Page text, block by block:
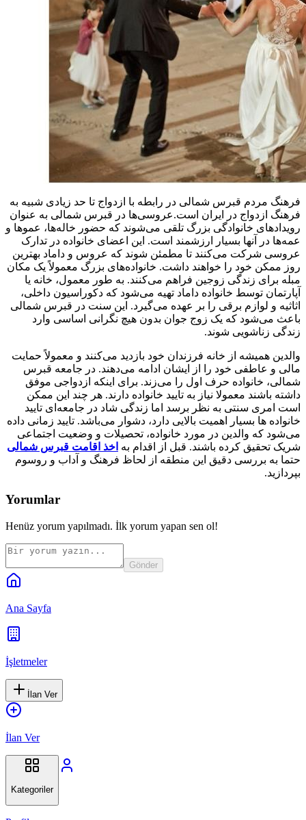
فرهنگ مردم قبرس شمالی در رابطه با ازدواج تا حد زیادی شبیه به
فرهنگ ازدواج در ایران است.عروسی‌ها در قبرس شمالی به عنوان
رویدادهای خانوادگی بزرگ تلقی می‌شوند که حضور خاله‌ها، عموها و
عمه‌ها در آنها بسیار ارزشمند است. این اعضای خانواده در تدارک
عروسی شرکت می‌کنند تا مطمئن شوند که عروس و داماد بهترین
روز ممکن خود را خواهند داشت. خانواده‌های بزرگ معمولاً یک مکان
مبله برای زندگی زوجین فراهم می‌کنند. به طور معمول، خانه یا
آپارتمان توسط خانواده داماد تهیه می‌شود که دکوراسیون داخلی،
اثاثیه و لوازم برقی را بر عهده می‌گیرد. این سنت در قبرس شمالی
باعث می‌شود که یک زوج جوان بدون هیچ نگرانی اساسی وارد
زندگی زناشویی شوند.
والدین همیشه از خانه فرزندان خود بازدید می‌کنند و معمولاً حمایت
مالی و عاطفی خود را از ایشان ادامه می‌دهند. در جامعه قبرس
شمالی، خانواده حرف اول را می‌زند. برای اینکه ازدواجی موفق
داشته باشند معمولا نیاز به تایید خانواده دارند. هر چند این ممکن
است امری سنتی به نظر برسد اما زندگی شاد در جامعه‌ای تایید
خانواده ها بسیار اهمیت بالایی دارد، دشوار می‌باشد. تایید زمانی داده
می‌شود که والدین در مورد خانواده، تحصیلات و وضعیت اجتماعی
شریک تحقیق کرده باشند. قبل از اقدام به اخذ اقامت قبرس شمالی
حتما به بررسی دقیق این منطقه از لحاظ فرهنگ و آداب و روسوم
بپردازید.
Yorumlar
Henüz yorum yapılmadı. İlk yorum yapan sen ol!
Gönder
Ana Sayfa
İşletmeler
İlan Ver
İlan Ver
Kategoriler